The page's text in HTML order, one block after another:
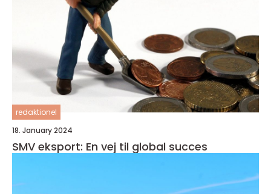
redaktionel
18. January 2024
SMV eksport: En vej til global succes